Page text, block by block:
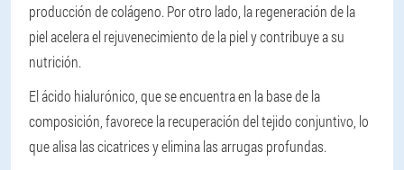
producción de colágeno. Por otro lado, la regeneración de la
piel acelera el rejuvenecimiento de la piel y contribuye a su
nutrición.
El ácido hialurónico, que se encuentra en la base de la
composición, favorece la recuperación del tejido conjuntivo, lo
que alisa las cicatrices y elimina las arrugas profundas.